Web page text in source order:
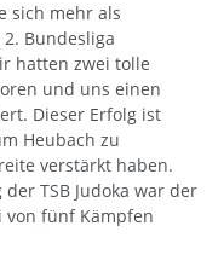
sich mehr als
Bundesliga
hatten zwei tolle
und uns einen
Dieser Erfolg ist
Heubach zu
verstärkt haben.
TSB Judoka war der
von fünf Kämpfen